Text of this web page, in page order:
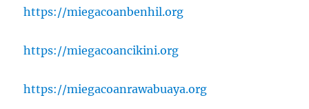
https://miegacoanbenhil.org
https://miegacoancikini.org
https://miegacoanrawabuaya.org